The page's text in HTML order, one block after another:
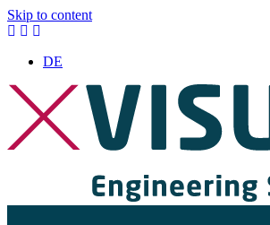
Skip to content
DE